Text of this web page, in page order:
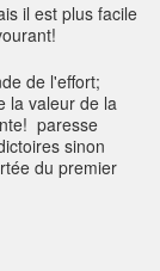
il est plus facile
de l'effort;
la valeur de la
paresse
sinon
du premier